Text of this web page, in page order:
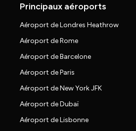
Principaux aéroports
Aéroport de Londres Heathrow
Aéroport de Rome
Aéroport de Barcelone
Aéroport de Paris
Aéroport de New York JFK
Aéroport de Dubaï
Aéroport de Lisbonne